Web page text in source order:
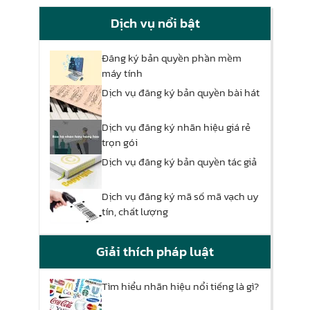
Dịch vụ nổi bật
Đăng ký bản quyền phần mềm
máy tính
Dịch vụ đăng ký bản quyền bài hát
Dịch vụ đăng ký nhãn hiệu giá rẻ
trọn gói
Dịch vụ đăng ký bản quyền tác giả
Dịch vụ đăng ký mã số mã vạch uy
tín, chất lượng
Giải thích pháp luật
Tìm hiểu nhãn hiệu nổi tiếng là gì?